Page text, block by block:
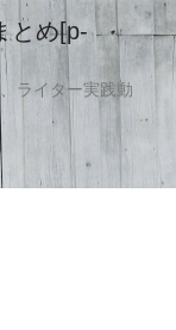
とめ[p-
ライター実践動